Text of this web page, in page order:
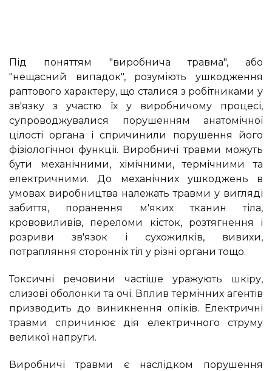
Під поняттям "виробнича травма", або
"нещасний випадок", розуміють ушкодження
раптового характеру, що сталися з робітниками у
зв'язку з участю їх у виробничому процесі,
супроводжувалися порушенням анатомічної
цілості органа і спричинили порушення його
фізіологічної функції. Виробничі травми можуть
бути механічними, хімічними, термічними та
електричними. До механічних ушкоджень в
умовах виробництва належать травми у вигляді
забиття, поранення м'яких тканин тіла,
крововиливів, переломи кісток, розтягнення і
розриви зв'язок і сухожилків, вивихи,
потрапляння сторонніх тіл у різні органи тощо.
Токсичні речовини частіше уражують шкіру,
слизові оболонки та очі. Вплив термічних агентів
призводить до виникнення опіків. Електричні
травми спричинює дія електричного струму
великої напруги.
Виробничі травми є наслідком порушення